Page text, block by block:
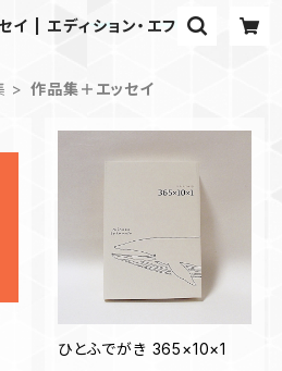
イ | エディション・エフ
作品集＋エッセイ
ひとふでがき 365×10×1